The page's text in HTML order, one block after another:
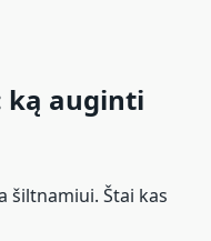
ką auginti
šiltnamiui. Štai kas